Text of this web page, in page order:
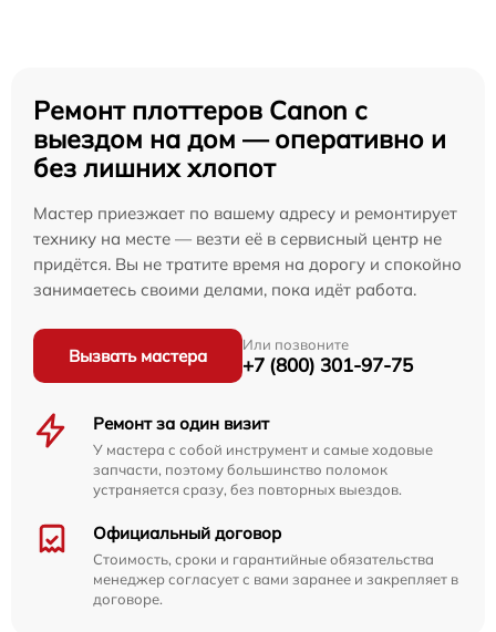
Ремонт плоттеров Canon с
выездом на дом — оперативно и
без лишних хлопот
Мастер приезжает по вашему адресу и ремонтирует
технику на месте — везти её в сервисный центр не
придётся. Вы не тратите время на дорогу и спокойно
занимаетесь своими делами, пока идёт работа.
Вызвать мастера
Или позвоните
+7 (800) 301-97-75
Ремонт за один визит
У мастера с собой инструмент и самые ходовые
запчасти, поэтому большинство поломок
устраняется сразу, без повторных выездов.
Официальный договор
Стоимость, сроки и гарантийные обязательства
менеджер согласует с вами заранее и закрепляет в
договоре.